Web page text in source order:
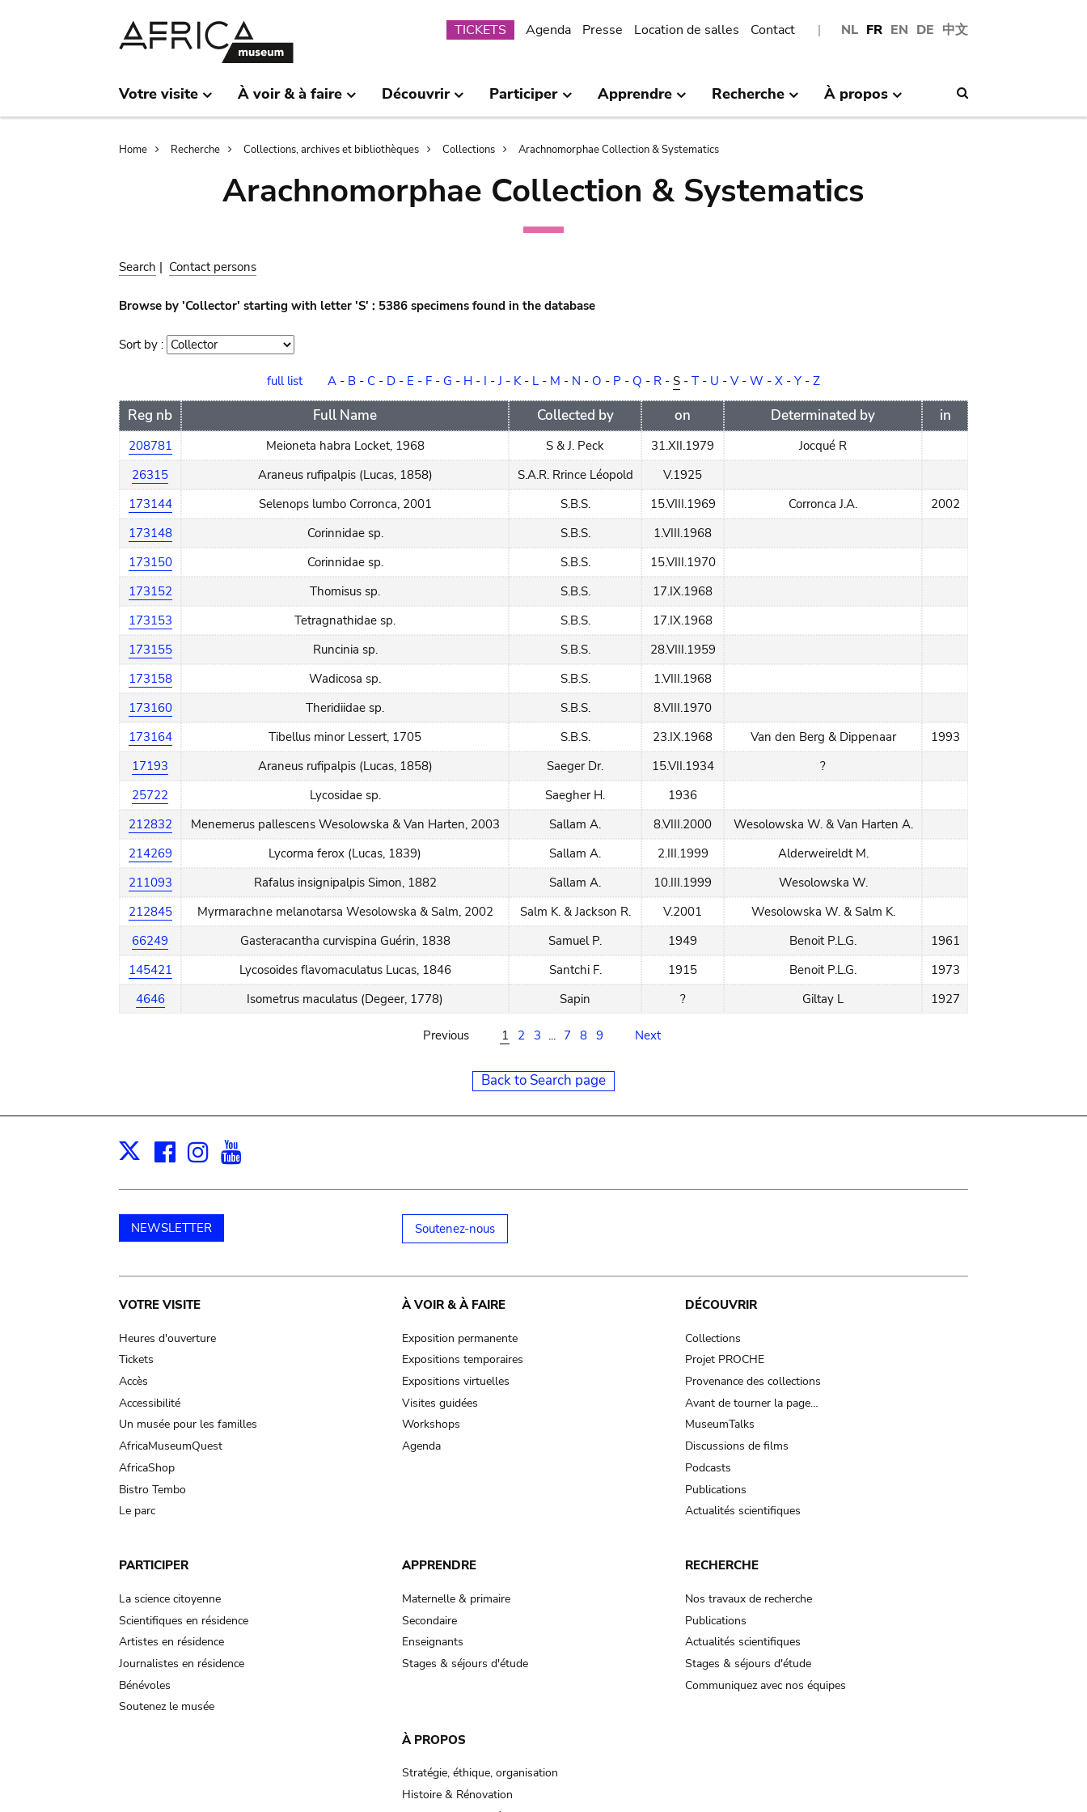
NL FR EN DE 中文
Submenu
TICKETS Agenda Presse Location de salles Contact
Votre visite À voir & à faire Découvrir Participer Apprendre Recherche À propos
Breadcrumb
Home Recherche Collections, archives et bibliothèques Collections Arachnomorphae Collection & Systematics
Arachnomorphae Collection & Systematics
Search | Contact persons
Browse by 'Collector' starting with letter 'S' : 5386 specimens found in the database
Sort by : Sort
full list
A - B - C - D - E - F - G - H - I -J - K- L - M - N - O - P - Q - R - S - T - U - V- W - X - Y - Z
Reg nb Full Name Collected by on Determinated by in
208781 Meioneta habra Locket, 1968 S & J. Peck 31.XII.1979
Jocqué R
26315
Araneus rufipalpis (Lucas, 1858) S.A.R. Rrince Léopold
V.1925
173144
Selenops lumbo Corronca, 2001 S.B.S. 15.VIII.1969 Corronca J.A.
2002
173148
Corinnidae sp. S.B.S.
1.VIII.1968
173150
Corinnidae sp. S.B.S.
15.VIII.1970
173152
Thomisus sp. S.B.S.
17.IX.1968
173153
Tetragnathidae sp. S.B.S.
17.IX.1968
173155
Runcinia sp. S.B.S.
28.VIII.1959
173158
Wadicosa sp. S.B.S.
1.VIII.1968
173160
Theridiidae sp. S.B.S.
8.VIII.1970
173164
Tibellus minor Lessert, 1705 S.B.S. 23.IX.1968 Van den Berg & Dippenaar
1993
17193
Araneus rufipalpis (Lucas, 1858) Saeger Dr. 15.VII.1934
?
25722
Lycosidae sp. Saegher H.
1936
212832
Menemerus pallescens Wesolowska & Van Harten, 2003 Sallam A. 8.VIII.2000
Wesolowska W. & Van Harten A.
214269
Lycorma ferox (Lucas, 1839) Sallam A. 2.III.1999
Alderweireldt M.
211093
Rafalus insignipalpis Simon, 1882 Sallam A. 10.III.1999
Wesolowska W.
212845
Myrmarachne melanotarsa Wesolowska & Salm, 2002 Salm K. & Jackson R. V.2001
Wesolowska W. & Salm K.
66249
Gasteracantha curvispina Guérin, 1838 Samuel P. 1949 Benoit P.L.G.
1961
145421
Lycosoides flavomaculatus Lucas, 1846 Santchi F. 1915 Benoit P.L.G.
1973
4646
Isometrus maculatus (Degeer, 1778) Sapin ? Giltay L 1927
Previous 1 2 3 ... 7 8 9 Next
Back to Search page
X Facebook
Instagram
NEWSLETTER Soutenez-nous
Main
navigation
VOTRE VISITE
Heures d'ouverture
Tickets
Accès
Accessibilité
Un musée pour les familles
AfricaMuseumQuest
AfricaShop
Bistro Tembo
Le parc
À VOIR & À FAIRE
Exposition permanente
Expositions temporaires
Expositions virtuelles
Visites guidées
Workshops
Agenda
DÉCOUVRIR
Collections
Projet PROCHE
Provenance des collections
Avant de tourner la page…
MuseumTalks
Discussions de films
Podcasts
Publications
Actualités scientifiques
PARTICIPER
La science citoyenne
Scientifiques en résidence
Artistes en résidence
Journalistes en résidence
Bénévoles
Soutenez le musée
APPRENDRE
Maternelle & primaire
Secondaire
Enseignants
Stages & séjours d'étude
RECHERCHE
Nos travaux de recherche
Publications
Actualités scientifiques
Stages & séjours d'étude
Communiquez avec nos équipes
À PROPOS
Stratégie, éthique, organisation
Histoire & Rénovation